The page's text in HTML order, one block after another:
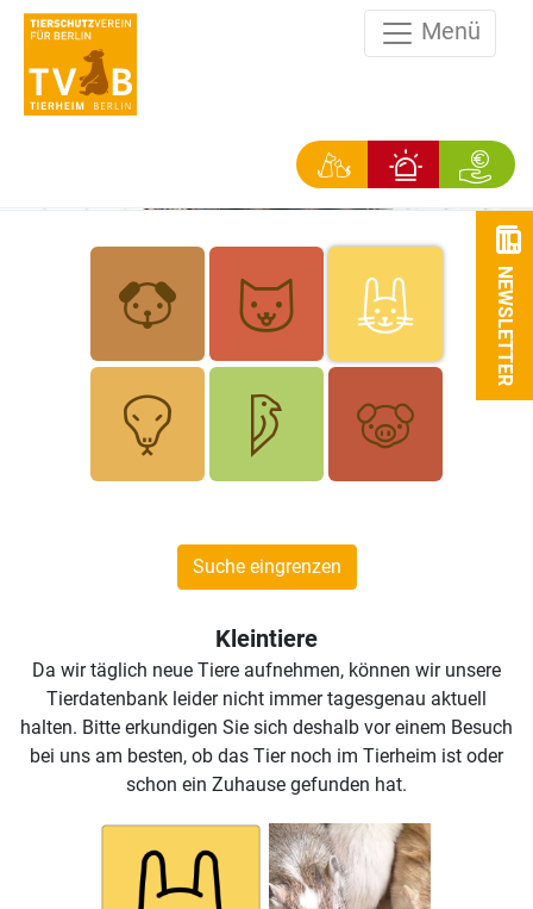
Menü
NEWSLETTER
Suche eingrenzen
Kleintiere
Da wir täglich neue Tiere aufnehmen, können wir unsere
Tierdatenbank leider nicht immer tagesgenau aktuell
halten. Bitte erkundigen Sie sich deshalb vor einem Besuch
bei uns am besten, ob das Tier noch im Tierheim ist oder
schon ein Zuhause gefunden hat.